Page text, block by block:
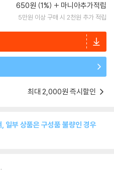
650원 (1%) 마니아추가적립
5만원 이상 구매 시 2천원 추가 적립
최대 2,000원 즉시할인
일부 상품은 구성품 불량인 경우